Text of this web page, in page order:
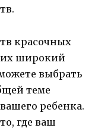
красочных
их широкий
выбрать
теме
ребенка.
где ваш